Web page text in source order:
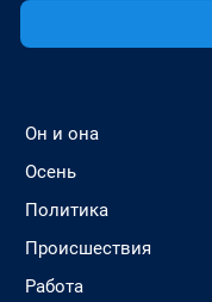
Он и она
Осень
Политика
Происшествия
Работа